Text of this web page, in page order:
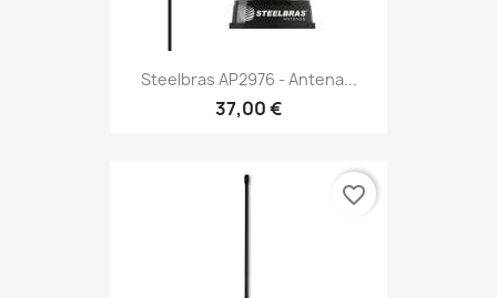
Steelbras AP2976 - Antena...
37,00 €
favorite_border